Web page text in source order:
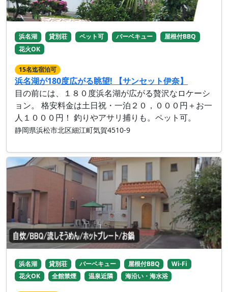
浜名湖 貸別荘 ペット可 バーベキュー
屋根付BBQ
花火OK
15名迄宿泊可
浜名湖が180度広がる眺望! 【サンセット伊奈】
目の前には、１８０度浜名湖が広がる贅沢なロケーシ
ョン。 格安料金は土日祝・一泊２０，０００円＋お一
人１０００円！ 釣りやアサリ捕りも。ペット可。
静岡県浜松市北区細江町気賀4510-9
浜名湖 貸別荘 バーベキュー 屋根付BBQ
Wi-Fi
花火OK
全館禁煙 温泉近隣 海沿い・海水浴